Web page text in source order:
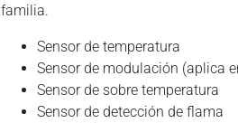
familia.
Sensor de temperatura
Sensor de modulación (aplica
Sensor de sobre temperatura
Sensor de detección de flama